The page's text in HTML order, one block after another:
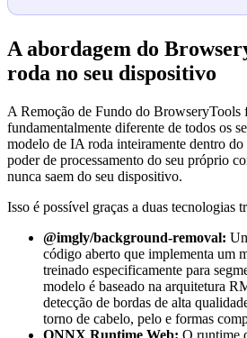
A abordagem do
roda no seu dispositivo
A Remoção de Fundo do BrowseryTools
fundamentalmente diferente de todos os
modelo de IA roda inteiramente dentro do
poder de processamento do seu próprio
nunca saem do seu dispositivo.
Isso é possível graças a duas tecnologias
@imgly/background-removal:
código aberto que implementa um
treinado especificamente para
modelo é baseado na arquitetura
detecção de bordas de alta
torno de cabelo, pelo e formas
ONNX Runtime Web: O runtime